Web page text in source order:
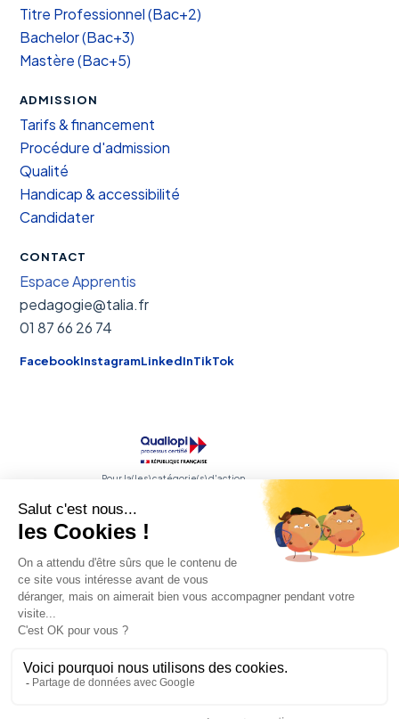
Titre Professionnel (Bac+2)
Bachelor (Bac+3)
Mastère (Bac+5)
ADMISSION
Tarifs & financement
Procédure d'admission
Qualité
Handicap & accessibilité
Candidater
CONTACT
Espace Apprentis
pedagogie@talia.fr
01 87 66 26 74
FacebookInstagramLinkedInTikTok
Pour la(les) catégorie(s) d'action
Les actions de formation par apprentissage
RNCP
Certifications professionnelles
FEDE
© 2026 Talia. Tous droits réservés.